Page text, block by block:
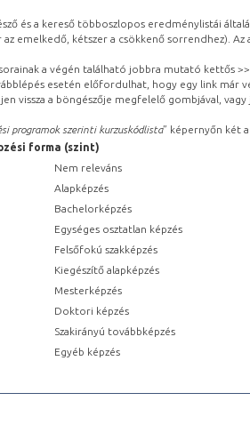
és a kereső többoszlopos eredménylistái
az emelkedő, kétszer a csökkenő sorrendhez).
a végén található jobbra mutató kettős
esetén előfordulhat, hogy egy link már
vissza a böngészője megfelelő gombjával,
programok szerinti kurzuskódlista” képernyőn két
forma (szint)
Nem releváns
Alapképzés
Bachelorképzés
Egységes osztatlan képzés
Felsőfokú szakképzés
Kiegészítő alapképzés
Mesterképzés
Doktori képzés
Szakirányú továbbképzés
Egyéb képzés